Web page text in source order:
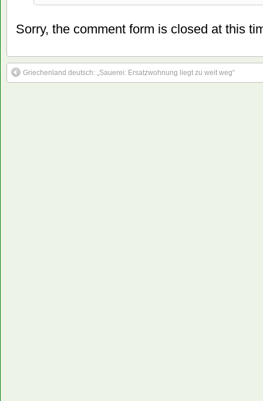
Sorry, the comment form is closed at this
Griechenland deutsch: „Sauerei: Ersatzwohnung liegt zu weit weg“